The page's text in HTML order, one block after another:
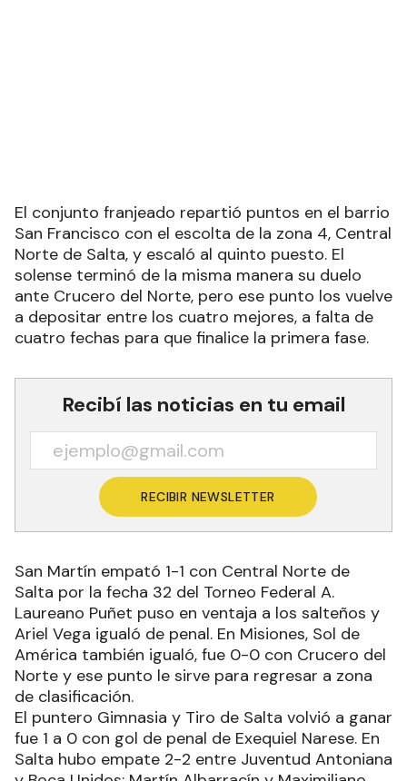
El conjunto franjeado repartió puntos en el barrio
San Francisco con el escolta de la zona 4, Central
Norte de Salta, y escaló al quinto puesto. El
solense terminó de la misma manera su duelo
ante Crucero del Norte, pero ese punto los vuelve
a depositar entre los cuatro mejores, a falta de
cuatro fechas para que finalice la primera fase.
Recibí las noticias en tu email
RECIBIR NEWSLETTER
San Martín empató 1-1 con Central Norte de
Salta por la fecha 32 del Torneo Federal A.
Laureano Puñet puso en ventaja a los salteños y
Ariel Vega igualó de penal. En Misiones, Sol de
América también igualó, fue 0-0 con Crucero del
Norte y ese punto le sirve para regresar a zona
de clasificación.
El puntero Gimnasia y Tiro de Salta volvió a ganar
fue 1 a 0 con gol de penal de Exequiel Narese. En
Salta hubo empate 2-2 entre Juventud Antoniana